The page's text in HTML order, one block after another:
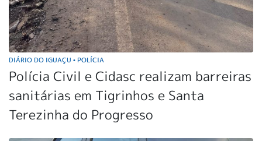
DIÁRIO DO IGUAÇU • POLÍCIA
Polícia Civil e Cidasc realizam barreiras
sanitárias em Tigrinhos e Santa
Terezinha do Progresso